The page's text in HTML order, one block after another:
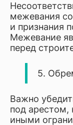
межевания
и признания
Межевание
перед
5.
Важно
под арестом,
иными